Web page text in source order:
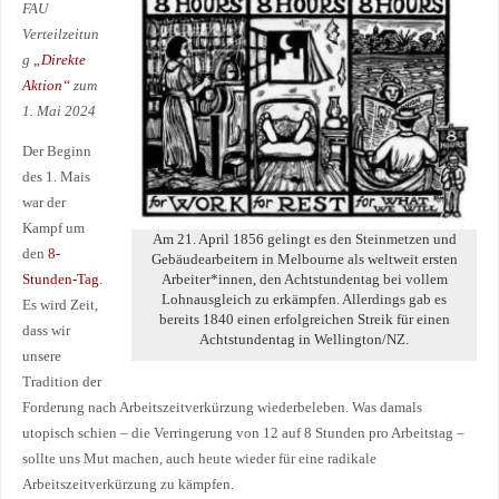
Am 21. April 1856 gelingt es den Stein­metzen und
Gebäude­arbeitern in Melbourne als welt­weit ersten
Arbei­ter*innen, den Acht­stundentag bei vollem
Lohnausgleich zu erkämpfen. Allerdings gab es
bereits 1840 einen erfolgreichen Streik für einen
Achtstundentag in Wellington/NZ.
FAU
Verteilzeitun
g „Direkte
Aktion“zum
1. Mai 2024
Der Beginn
des 1. Mais
war der
Kampf um
den 8-
Stunden-Tag.
Es wird Zeit,
dass wir
unsere
Tradition der
Forderung nach Arbeitszeitverkürzung wiederbeleben. Was damals
utopisch schien – die Verringerung von 12 auf 8 Stunden pro Arbeitstag –
sollte uns Mut machen, auch heute wieder für eine radikale
Arbeitszeitverkürzung zu kämpfen.